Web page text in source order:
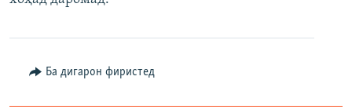
Ба дигарон фиристед